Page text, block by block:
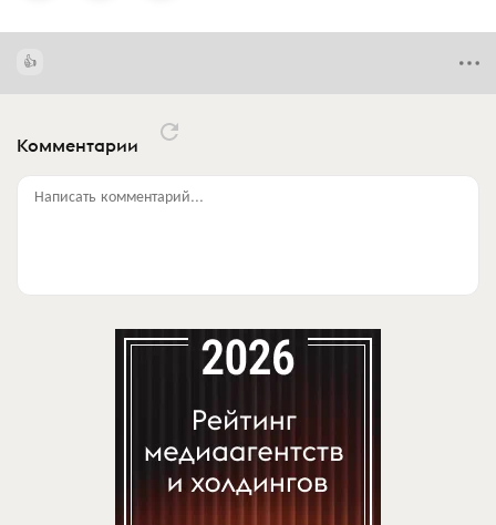
Комментарии
Написать комментарий...